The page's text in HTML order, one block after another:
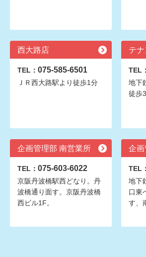
西大路店
TEL： 075-585-6501
ＪＲ西大路駅より徒歩1分
テ
TEL：
地下
徒歩3
企画管理部 南営業所
TEL： 075-603-6022
京阪丹波橋駅西どなり。丹
波橋通り面す。京阪丹波橋
西ビル1F。
企画
TEL：
地下
口東
す、